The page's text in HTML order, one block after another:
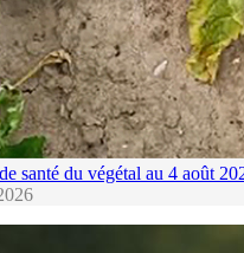
santé du végétal au 4 août